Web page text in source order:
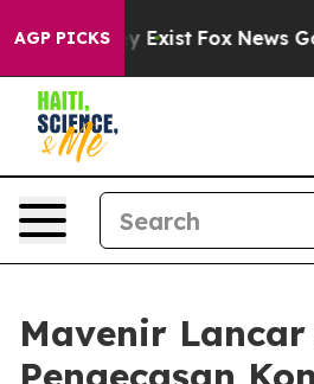
AGP PICKS
They Exist Fox News Goes
Mavenir Lancar